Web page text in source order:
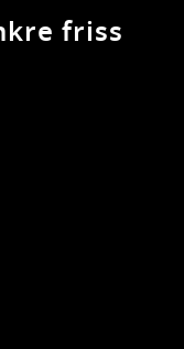
friss